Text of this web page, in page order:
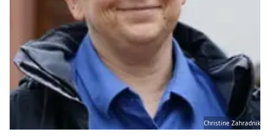
Christine Zahradnik